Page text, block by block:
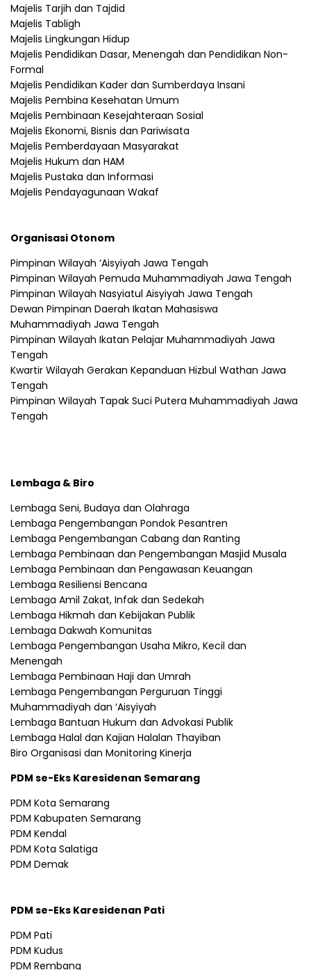
Majelis Tarjih dan Tajdid
Majelis Tabligh
Majelis Lingkungan Hidup
Majelis Pendidikan Dasar, Menengah dan Pendidikan Non-
Formal
Majelis Pendidikan Kader dan Sumberdaya Insani
Majelis Pembina Kesehatan Umum
Majelis Pembinaan Kesejahteraan Sosial
Majelis Ekonomi, Bisnis dan Pariwisata
Majelis Pemberdayaan Masyarakat
Majelis Hukum dan HAM
Majelis Pustaka dan Informasi
Majelis Pendayagunaan Wakaf
Organisasi Otonom
Pimpinan Wilayah ‘Aisyiyah Jawa Tengah
Pimpinan Wilayah Pemuda Muhammadiyah Jawa Tengah
Pimpinan Wilayah Nasyiatul Aisyiyah Jawa Tengah
Dewan Pimpinan Daerah Ikatan Mahasiswa
Muhammadiyah Jawa Tengah
Pimpinan Wilayah Ikatan Pelajar Muhammadiyah Jawa
Tengah
Kwartir Wilayah Gerakan Kepanduan Hizbul Wathan Jawa
Tengah
Pimpinan Wilayah Tapak Suci Putera Muhammadiyah Jawa
Tengah
Lembaga & Biro
Lembaga Seni, Budaya dan Olahraga
Lembaga Pengembangan Pondok Pesantren
Lembaga Pengembangan Cabang dan Ranting
Lembaga Pembinaan dan Pengembangan Masjid Musala
Lembaga Pembinaan dan Pengawasan Keuangan
Lembaga Resiliensi Bencana
Lembaga Amil Zakat, Infak dan Sedekah
Lembaga Hikmah dan Kebijakan Publik
Lembaga Dakwah Komunitas
Lembaga Pengembangan Usaha Mikro, Kecil dan
Menengah
Lembaga Pembinaan Haji dan Umrah
Lembaga Pengembangan Perguruan Tinggi
Muhammadiyah dan ‘Aisyiyah
Lembaga Bantuan Hukum dan Advokasi Publik
Lembaga Halal dan Kajian Halalan Thayiban
Biro Organisasi dan Monitoring Kinerja
PDM se-Eks Karesidenan Semarang
PDM Kota Semarang
PDM Kabupaten Semarang
PDM Kendal
PDM Kota Salatiga
PDM Demak
PDM se-Eks Karesidenan Pati
PDM Pati
PDM Kudus
PDM Rembang